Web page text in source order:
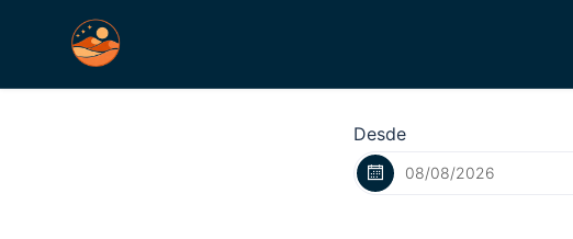
Desde